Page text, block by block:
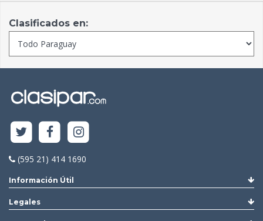
Clasificados en:
(595 21) 414 1690
Información Útil
Legales